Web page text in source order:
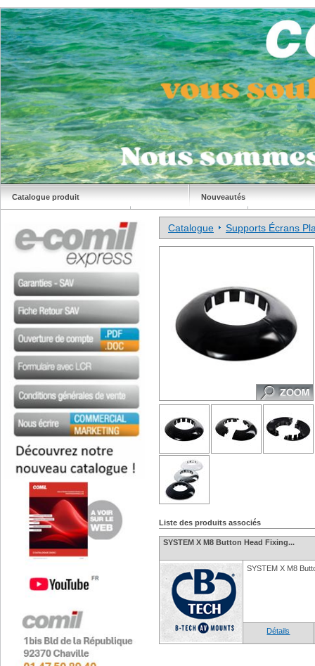
Catalogue produit Nouveautés
Site Comil
Catalogue Supports Écrans
Liste des produits associés
SYSTEM X M8 Button Head Fixing...
SYSTEM X M8
Détails